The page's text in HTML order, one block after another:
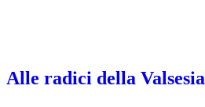
Alle radici della Valsesia